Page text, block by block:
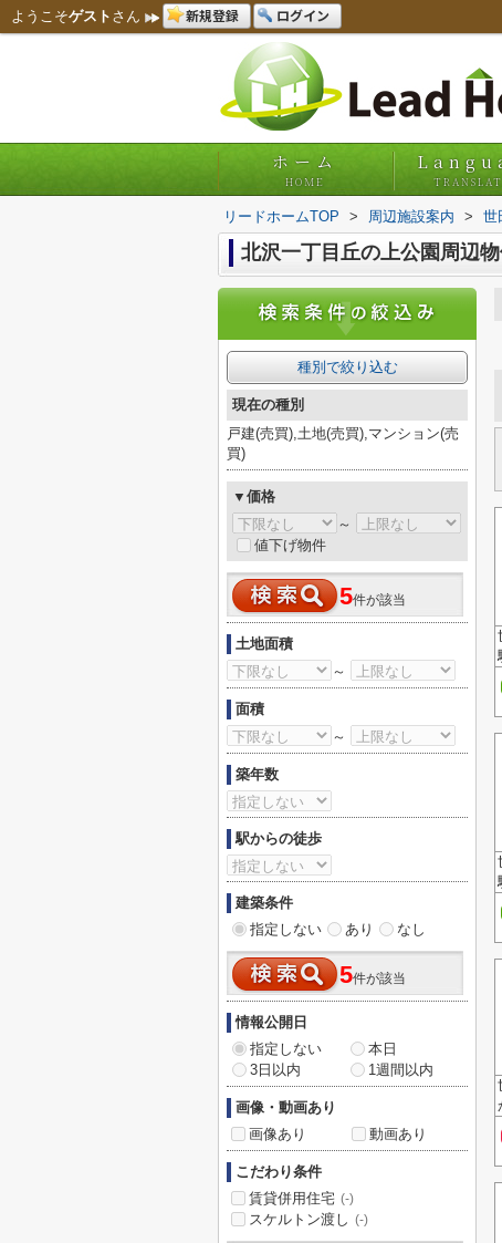
ようこそゲスト さん 新規登録 ログイン
ホーム
HOME
リードホームTOP > 周辺施設案内 > 世
北沢一丁目丘の上公園周辺
種別で絞り込む
現在の種別
戸建(売買),土地(売買),マンション(売
買)
▼価格
～
値下げ物件
5件が該当
土地面積
～
面積
～
築年数
駅からの徒歩
建築条件
指定しない
あり なし
5件が該当
情報公開日
指定しない
本日
3日以内
1週間以内
画像・動画あり
画像あり
動画あり
こだわり条件
賃貸併用住宅 (-)
スケルトン渡し (-)